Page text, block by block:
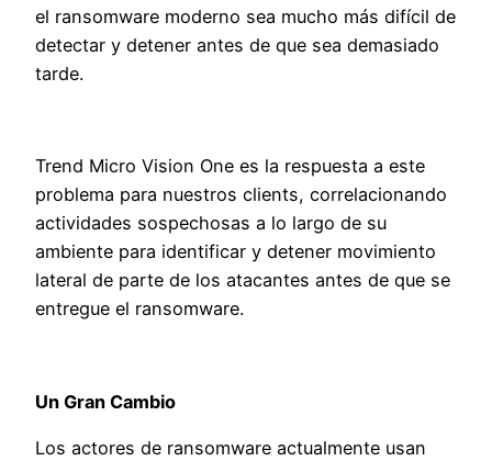
el ransomware moderno sea mucho más difícil de
detectar y detener antes de que sea demasiado
tarde.
Trend Micro Vision One es la respuesta a este
problema para nuestros clients, correlacionando
actividades sospechosas a lo largo de su
ambiente para identificar y detener movimiento
lateral de parte de los atacantes antes de que se
entregue el ransomware.
Un Gran Cambio
Los actores de ransomware actualmente usan